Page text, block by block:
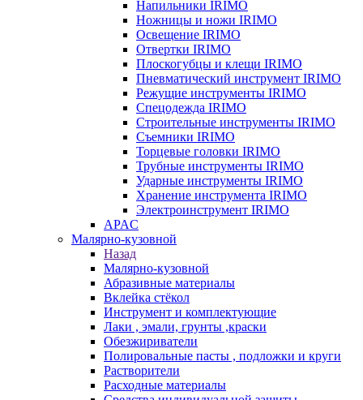
Напильники IRIMO
Ножницы и ножи IRIMO
Освещение IRIMO
Отвертки IRIMO
Плоскогубцы и клещи IRIMO
Пневматический инструмент IRIMO
Режущие инструменты IRIMO
Спецодежда IRIMO
Строительные инструменты IRIMO
Съемники IRIMO
Торцевые головки IRIMO
Трубные инструменты IRIMO
Ударные инструменты IRIMO
Хранение инструмента IRIMO
Электроинструмент IRIMO
APAC
Малярно-кузовной
Назад
Малярно-кузовной
Абразивные материалы
Вклейка стёкол
Инструмент и комплектующие
Лаки , эмали, грунты ,краски
Обезжириватели
Полировальные пасты , подложки и круги
Растворители
Расходные материалы